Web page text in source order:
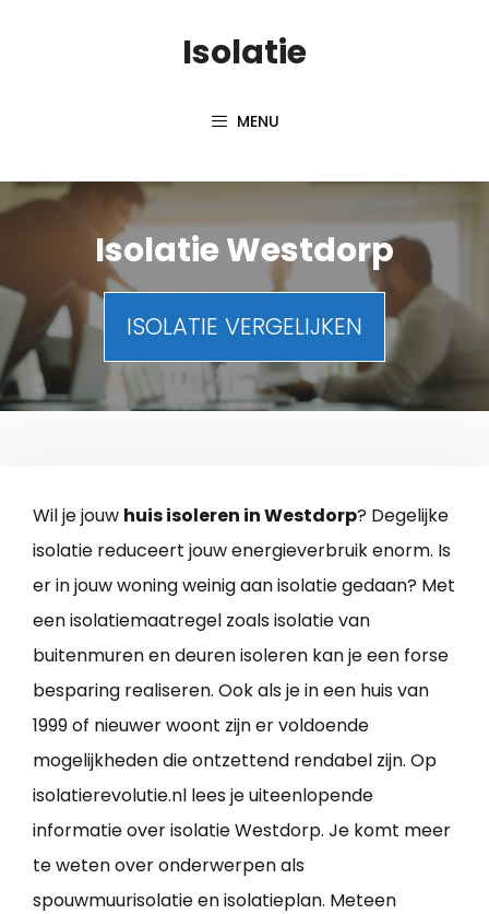
Isolatie
MENU
Isolatie Westdorp
ISOLATIE VERGELIJKEN
Wil je jouw huis isoleren in Westdorp? Degelijke
isolatie reduceert jouw energieverbruik enorm. Is
er in jouw woning weinig aan isolatie gedaan? Met
een isolatiemaatregel zoals isolatie van
buitenmuren en deuren isoleren kan je een forse
besparing realiseren. Ook als je in een huis van
1999 of nieuwer woont zijn er voldoende
mogelijkheden die ontzettend rendabel zijn. Op
isolatierevolutie.nl lees je uiteenlopende
informatie over isolatie Westdorp. Je komt meer
te weten over onderwerpen als
spouwmuurisolatie en isolatieplan. Meteen